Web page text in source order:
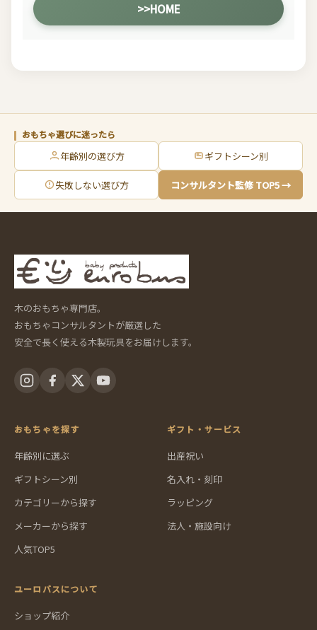
>>HOME
おもちゃ選びに迷ったら
年齢別の選び方 ギフトシーン別
失敗しない選び方 コンサルタント監修 TOP5 →
木のおもちゃ専門店。
おもちゃコンサルタントが厳選した
安全で長く使える木製玩具をお届けします。
おもちゃを探す
年齢別に選ぶ
ギフトシーン別
カテゴリーから探す
メーカーから探す
人気TOP5
ギフト・サービス
出産祝い
名入れ・刻印
ラッピング
法人・施設向け
ユーロバスについて
ショップ紹介